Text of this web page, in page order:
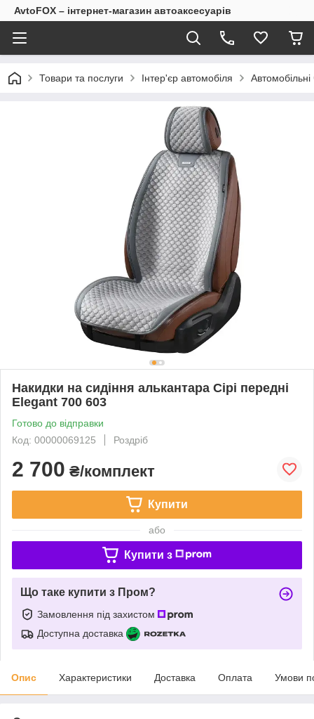
AvtoFOX – інтернет-магазин автоаксесуарів
Товари та послуги Інтер'єр автомобіля
Накидки на сидіння алькантара Сірі передні
Elegant 700 603
Готово до відправки
Код: 00000069125
Роздріб
2 700 ₴/комплект
Купити
або
Купити з
Що таке купити з Пром?
Замовлення під захистом
Доступна доставка
Опис Характеристики Доставка Оплата Умови